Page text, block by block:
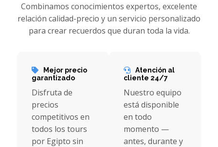
Combinamos conocimientos expertos, excelente
relación calidad-precio y un servicio personalizado
para crear recuerdos que duran toda la vida.
Mejor precio
garantizado
Disfruta de
precios
competitivos en
todos los tours
por Egipto sin
Atención al
cliente 24/7
Nuestro equipo
está disponible
en todo
momento —
antes, durante y